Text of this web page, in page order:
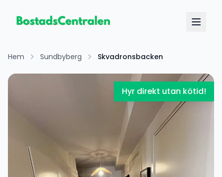
Hem Sundbyberg Skvadronsbacken
Hyr direkt utan kötid!